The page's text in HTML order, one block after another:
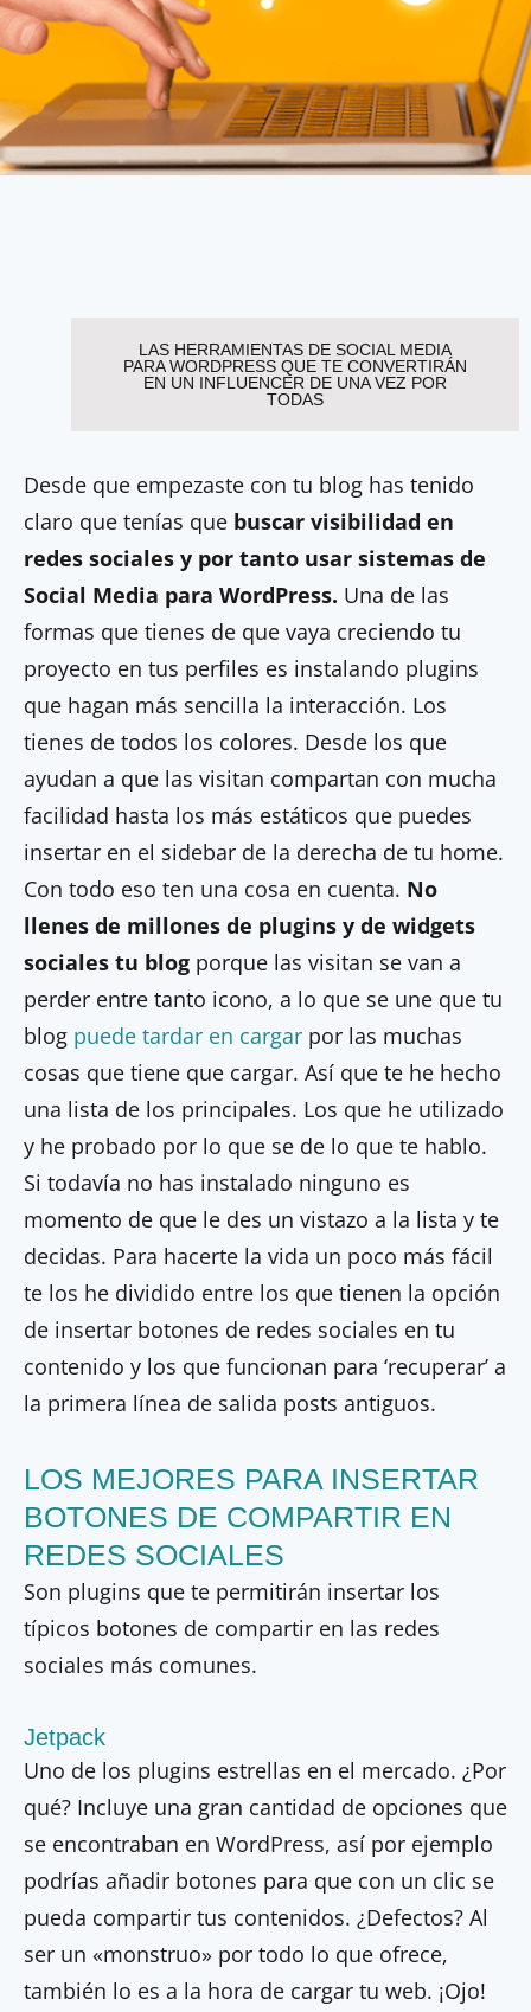
LAS HERRAMIENTAS DE SOCIAL MEDIA
PARA WORDPRESS QUE TE CONVERTIRÁN
EN UN INFLUENCER DE UNA VEZ POR
TODAS
Desde que empezaste con tu blog has tenido
claro que tenías que buscar visibilidad en
redes sociales y por tanto usar sistemas de
Social Media para WordPress. Una de las
formas que tienes de que vaya creciendo tu
proyecto en tus perfiles es instalando plugins
que hagan más sencilla la interacción. Los
tienes de todos los colores. Desde los que
ayudan a que las visitan compartan con mucha
facilidad hasta los más estáticos que puedes
insertar en el sidebar de la derecha de tu home.
Con todo eso ten una cosa en cuenta. No
llenes de millones de plugins y de widgets
sociales tu blog porque las visitan se van a
perder entre tanto icono, a lo que se une que tu
blog puede tardar en cargar por las muchas
cosas que tiene que cargar. Así que te he hecho
una lista de los principales. Los que he utilizado
y he probado por lo que se de lo que te hablo.
Si todavía no has instalado ninguno es
momento de que le des un vistazo a la lista y te
decidas. Para hacerte la vida un poco más fácil
te los he dividido entre los que tienen la opción
de insertar botones de redes sociales en tu
contenido y los que funcionan para ‘recuperar’ a
la primera línea de salida posts antiguos.
LOS MEJORES PARA INSERTAR
BOTONES DE COMPARTIR EN
REDES SOCIALES
Son plugins que te permitirán insertar los
típicos botones de compartir en las redes
sociales más comunes.
Jetpack
Uno de los plugins estrellas en el mercado. ¿Por
qué? Incluye una gran cantidad de opciones que
se encontraban en WordPress, así por ejemplo
podrías añadir botones para que con un clic se
pueda compartir tus contenidos. ¿Defectos? Al
ser un «monstruo» por todo lo que ofrece,
también lo es a la hora de cargar tu web. ¡Ojo!